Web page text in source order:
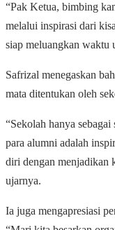
“Pak Ketua, bimbing
melalui inspirasi dari
siap meluangkan waktu
Safrizal menegaskan
mata ditentukan oleh
“Sekolah hanya
para alumni adalah
diri dengan menjadikan
ujarnya.
Ia juga mengapresiasi